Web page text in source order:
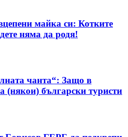
майка си: Котките
няма да родя!
чанта“: Защо в
(някои) български туристи